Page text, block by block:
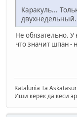
Каракуль...
двухнедельный.
Не обязательно.
что значит шпан -
Katalunia Ta
Иши керек да кеси